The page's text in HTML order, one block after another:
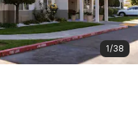
1/38